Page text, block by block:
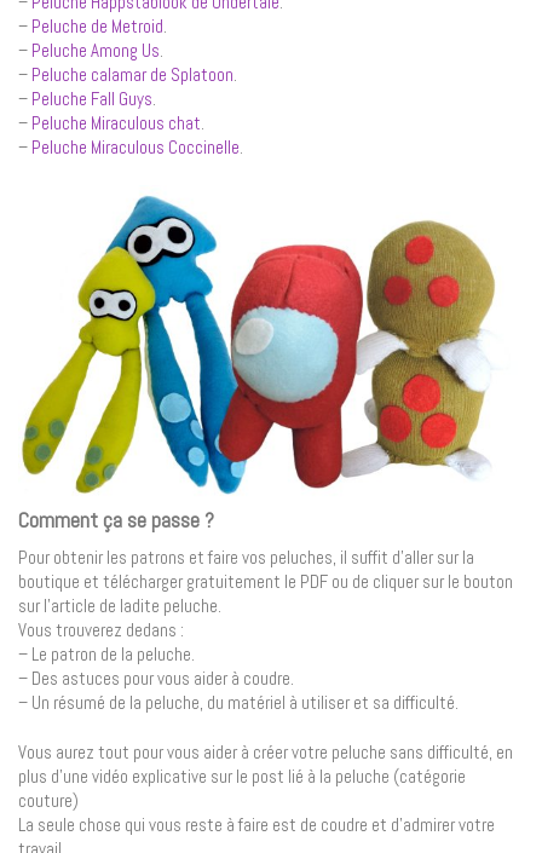
– Peluche de Metroid
– Peluche Among Us
– Peluche calamar de Splatoon
– Peluche Fall Guys
– Peluche Miraculous chat
– Peluche Miraculous Coccinelle
Comment ça se passe ?
Pour obtenir les patrons et faire vos peluches, il suffit d’aller sur la
boutique et télécharger gratuitement le PDF ou de cliquer sur le bouton
sur l’article de ladite peluche.
Vous trouverez dedans :
– Le patron de la peluche.
– Des astuces pour vous aider à coudre.
– Un résumé de la peluche, du matériel à utiliser et sa difficulté.
Vous aurez tout pour vous aider à créer votre peluche sans difficulté, en
plus d’une vidéo explicative sur le post lié à la peluche (catégorie
couture)
La seule chose qui vous reste à faire est de coudre et d’admirer votre